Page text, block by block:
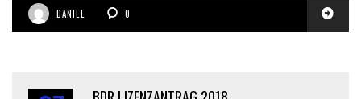
DANIEL 0